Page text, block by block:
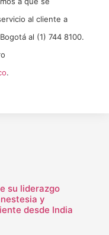
al cliente a
al (1) 744 8100.
.
su liderazgo
y
desde India